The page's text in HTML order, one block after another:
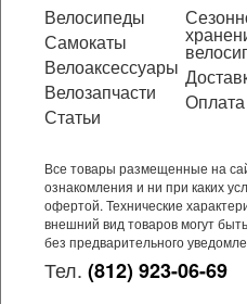
Велосипеды
Самокаты
Велоаксессуары
Велозапчасти
Статьи
Оплата
Все товары размещенные на
ознакомления и ни при каких
офертой. Технические
внешний вид товаров могут
без предварительного
Тел. (812) 923-06-69